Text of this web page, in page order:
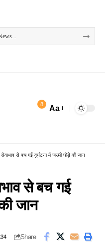
8 Aa
सेवाभाव से बच गई दुर्घटना में जख्मी घोड़े की जान
से बच गई
जान
Share